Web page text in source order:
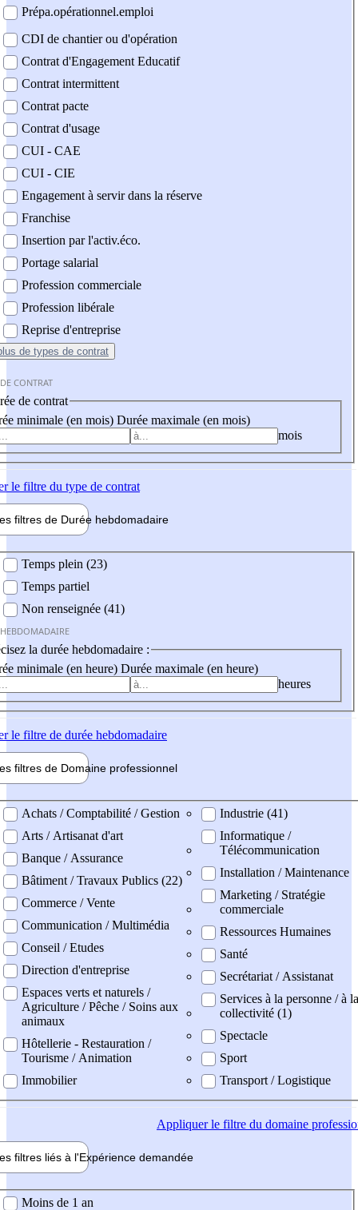
Prépa.opérationnel.emploi
CDI de chantier ou d'opération
Contrat d'Engagement Educatif
Contrat intermittent
Contrat pacte
Contrat d'usage
CUI - CAE
CUI - CIE
Engagement à servir dans la réserve
Franchise
Insertion par l'activ.éco.
Portage salarial
Profession commerciale
Profession libérale
Reprise d'entreprise
de types de contrat
CONTRAT
de contrat
minimale (en mois) Durée maximale (en mois)
mois
le filtre du type de contrat
filtres de Durée hebdomadaire
Temps plein (23)
Temps partiel
Non renseignée (41)
la durée hebdomadaire :
minimale (en heure) Durée maximale (en heure)
heures
le filtre de durée hebdomadaire
filtres de Domaine professionnel
professionel
Achats / Comptabilité / Gestion
Arts / Artisanat d'art
Banque / Assurance
Bâtiment / Travaux Publics (22)
Commerce / Vente
Communication / Multimédia
Conseil / Etudes
Direction d'entreprise
Espaces verts et naturels /
Agriculture / Pêche / Soins aux
animaux
Hôtellerie - Restauration /
Tourisme / Animation
Immobilier
Industrie (41)
Informatique /
Télécommunication
Installation / Maintenance
Marketing / Stratégie
commerciale
Ressources Humaines
Santé
Secrétariat / Assistanat
Services à la personne / à la
collectivité (1)
Spectacle
Sport
Transport / Logistique
Appliquerle filtre du domaine
filtres liés à l'Expérience demandée
demandée
Moins de 1 an